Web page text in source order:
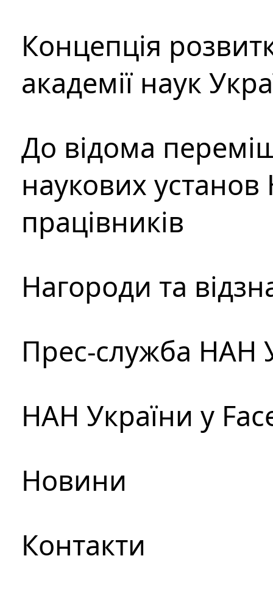
Концепція
академії наук
До відома
наукових установ
працівників
Нагороди та
Прес-служба НАН
НАН України у
Новини
Контакти